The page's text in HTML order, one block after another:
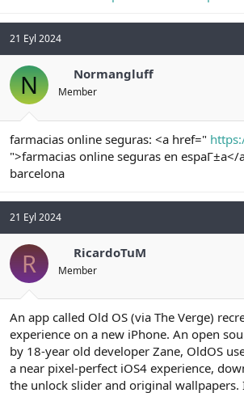
21 Eyl 2024
N Normangluff
Member
farmacias online seguras: <a href="
">farmacias online seguras en
barcelona
21 Eyl 2024
R RicardoTuM
Member
An app called Old OS (via The Verge)
experience on a new iPhone. An open
by 18-year old developer Zane, OldOS
a near pixel-perfect iOS4 experience,
the unlock slider and original wallpapers.